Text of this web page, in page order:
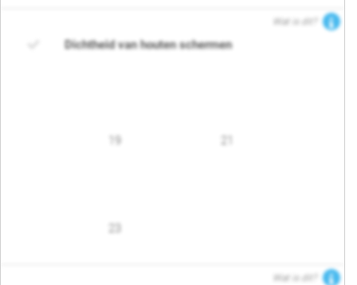
Wat is dit?
Dichtheid van houten schermen
19
Wat is dit?